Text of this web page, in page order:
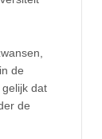
de
dat
de